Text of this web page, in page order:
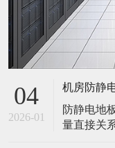
04
2026-01
防静电地
量直接关